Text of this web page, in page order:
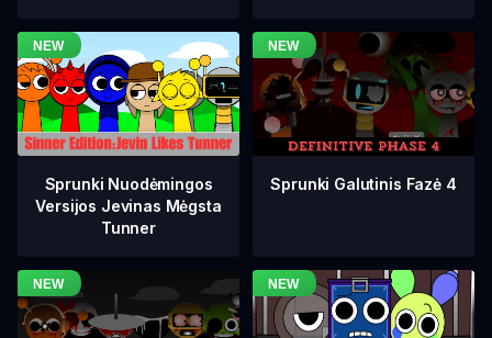
Sprunki Nuodėmingos
Versijos Jevinas Mėgsta
Tunner
Sprunki Galutinis Fazė 4